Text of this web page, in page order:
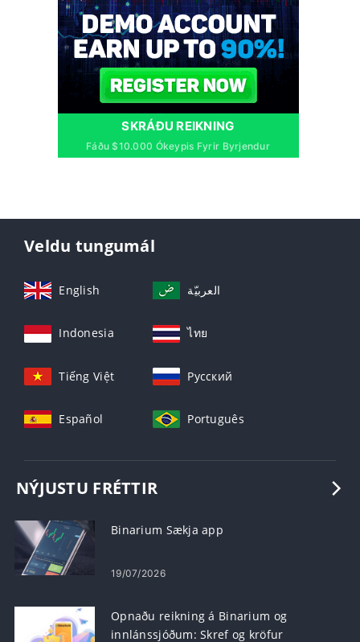
SKRÁÐU REIKNING
Fáðu $10.000 Ókeypis Fyrir Byrjendur
Veldu tungumál
English العربيّة
Indonesia ไทย
Tiếng Việt Русский
Español Português
NÝJUSTU FRÉTTIR
Binarium Sækja app
19/07/2026
Opnaðu reikning á Binarium og
innlánssjóðum: Skref og kröfur